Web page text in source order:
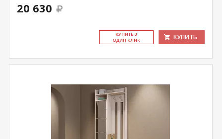
20 630
КУ­ПИТЬ В
ОДИН КЛИК
КУПИТЬ